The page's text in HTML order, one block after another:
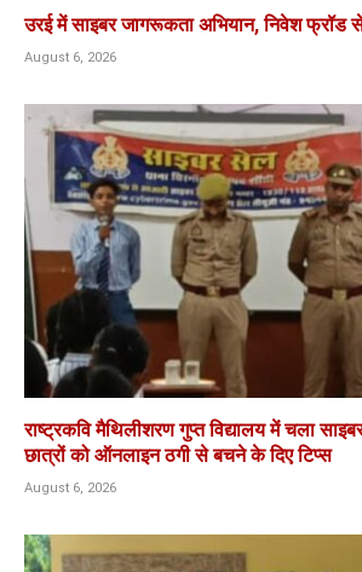
उरई में साइबर जागरूकता अभियान, निवेश फ्रॉड
August 6, 2026
राष्ट्रकवि मैथिलीशरण गुप्त विद्यालय में चला
छात्रों को ऑनलाइन ठगी से बचने के दिए टिप्स
August 6, 2026